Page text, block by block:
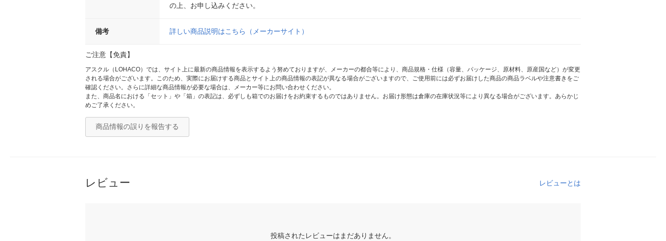
の上、お申し込みください。
備考 詳しい商品説明はこちら（メーカーサイト）
ご注意【免責】
アスクル（LOHACO）では、サイト上に最新の商品情報を表示するよう努めておりますが、メーカーの都合等により、商品規格・仕様（容量、パッケージ、原材料、原産国など）が変更
される場合がございます。このため、実際にお届けする商品とサイト上の商品情報の表記が異なる場合がございますので、ご使用前には必ずお届けした商品の商品ラベルや注意書きをご
確認ください。さらに詳細な商品情報が必要な場合は、メーカー等にお問い合わせください。
また、商品名における「セット」や「箱」の表記は、必ずしも箱でのお届けをお約束するものではありません。お届け形態は倉庫の在庫状況等により異なる場合がございます。あらかじ
めご了承ください。
商品情報の誤りを報告する
レビュー レビューとは
投稿されたレビューはまだありません。